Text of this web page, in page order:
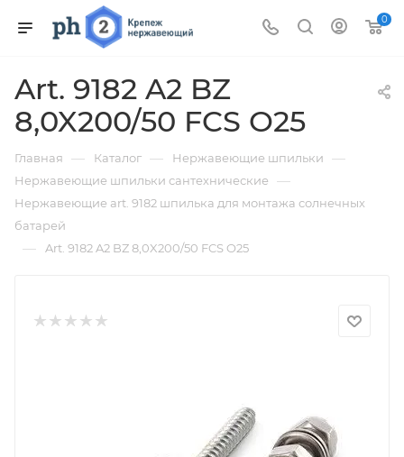
0
Art. 9182 A2 BZ
8,0X200/50 FCS O25
Главная — Каталог — Нержавеющие шпильки —
Нержавеющие шпильки сантехнические —
Нержавеющие art. 9182 шпилька для монтажа солнечных
батарей
— Art. 9182 A2 BZ 8,0X200/50 FCS O25